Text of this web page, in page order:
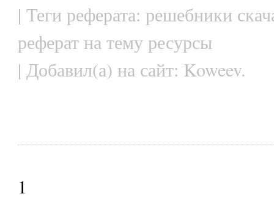
| Теги реферата: решебники
реферат на тему ресурсы
| Добавил(а) на сайт: Koweev.
1